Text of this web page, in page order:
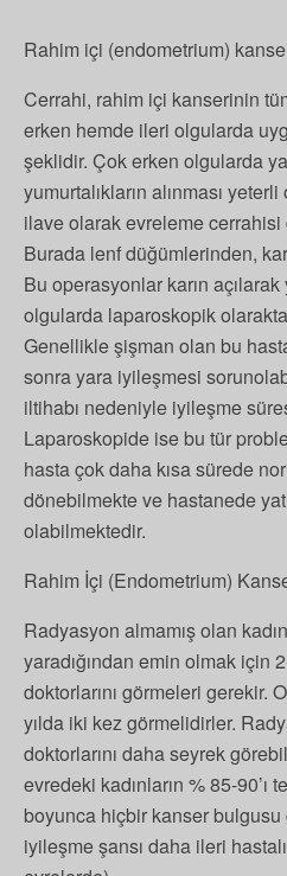
Rahim içi (endometrium)
Cerrahi, rahim içi kanserinin
erken hemde ileri olgularda
şeklidir. Çok erken olgularda
yumurtalıkların alınması
ilave olarak evreleme cerrahisi
Burada lenf düğümlerinden,
Bu operasyonlar karın
olgularda laparoskopik
Genellikle şişman olan bu
sonra yara iyileşmesi
iltihabı nedeniyle iyileşme
Laparoskopide ise bu tür
hasta çok daha kısa sürede
dönebilmekte ve hastanede
olabilmektedir.
Rahim İçi (Endometrium)
Radyasyon almamış olan
yaradığından emin olmak için
doktorlarını görmeleri gerekir.
yılda iki kez görmelidirler.
doktorlarını daha seyrek
evredeki kadınların % 85-90’ı
boyunca hiçbir kanser bulgusu
iyileşme şansı daha ileri